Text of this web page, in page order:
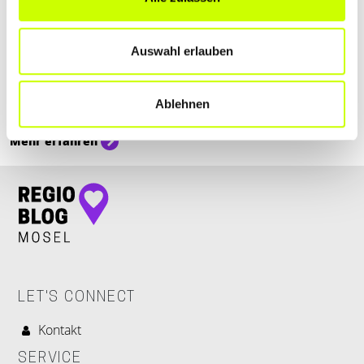
Auswahl erlauben
Ablehnen
Ämter & Behörden
NEUERUNGEN FÜR AUGUST 2025
Der August 2025 steht in den Startlöchern und bringt wieder eine
ganze Liste an gesetzlichen Neuerungen mit sich. Du fragst dich
Mehr erfahren
LET'S CONNECT
Kontakt
SERVICE